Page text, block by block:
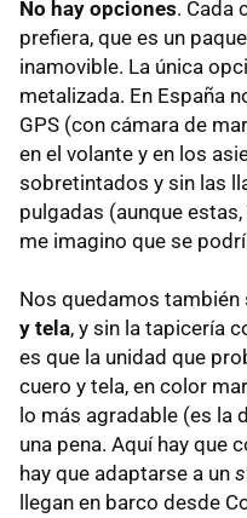
No hay opciones. Cada
prefiera, que es un
inamovible. La única
metalizada. En España
GPS (con cámara de
en el volante y en los
sobretintados y sin las
pulgadas (aunque
me imagino que se
Nos quedamos también
y tela, y sin la tapicería
es que la unidad que
cuero y tela, en color
lo más agradable (es la
una pena. Aquí hay que
hay que adaptarse a un
llegan en barco desde